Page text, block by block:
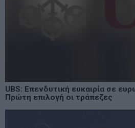
UBS: Επενδυτική ευκαιρία σε
Πρώτη επιλογή οι τράπεζες